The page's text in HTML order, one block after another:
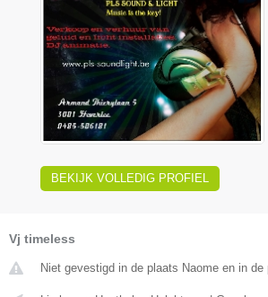
BEKIJK VOLLEDIG PROFIEL
Vj timeless
Niet gevestigd in de plaats Naome en in de